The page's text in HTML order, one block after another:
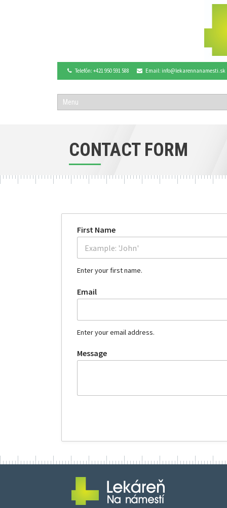
Telefón: +421 950 591 588 Email: info@lekarennanamesti.sk
CONTACT FORM
First Name
Enter your first name.
Email
Enter your email address.
Message